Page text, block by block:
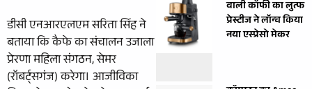
डीसी एनआरएलएम सरिता सिंह ने
बताया कि कैफे का संचालन उजाला
प्रेरणा महिला संगठन, सेमर
(रॉबर्ट्सगंज) करेगा। आजीविका
वाली कॉफी का लुत्फ
प्रेस्टीज ने लॉन्च किया
नया एस्प्रेसो मेकर